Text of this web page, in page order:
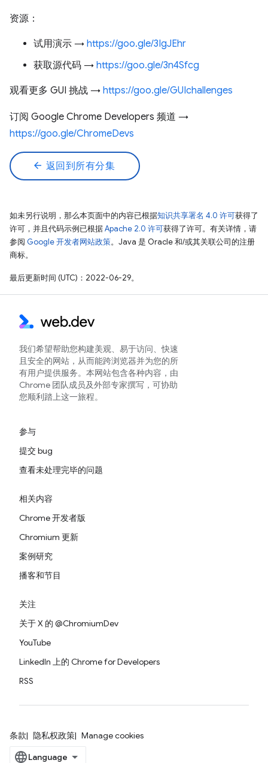
资源：
试用演示 → https://goo.gle/3IgJEhr
获取源代码 → https://goo.gle/3n4Sfcg
观看更多 GUI 挑战 → https://goo.gle/GUIchallenges
订阅 Google Chrome Developers 频道 →
https://goo.gle/ChromeDevs
arrow_back 返回到所有分集
如未另行说明，那么本页面中的内容已根据知识共享署名 4.0 许可获得了
许可，并且代码示例已根据Apache 2.0 许可获得了许可。有关详情，请
参阅 Google 开发者网站政策。Java 是 Oracle 和/或其关联公司的注册
商标。
最后更新时间 (UTC)：2022-06-29。
我们希望帮助您构建美观、易于访问、快速
且安全的网站，从而能跨浏览器并为您的所
有用户提供服务。本网站包含各种内容，由
Chrome 团队成员及外部专家撰写，可协助
您顺利踏上这一旅程。
参与
提交 bug
查看未处理完毕的问题
相关内容
Chrome 开发者版
Chromium 更新
案例研究
播客和节目
关注
关于 X 的 @ChromiumDev
YouTube
LinkedIn 上的 Chrome for Developers
RSS
条款 隐私权政策 Manage cookies